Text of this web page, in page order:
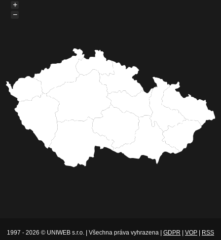
+
−
1997 - 2026 © UNIWEB s.r.o. | Všechna práva vyhrazena | GDPR VOP RSS